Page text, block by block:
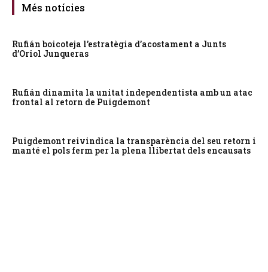
Més notícies
Rufián boicoteja l’estratègia d’acostament a Junts
d’Oriol Junqueras
Rufián dinamita la unitat independentista amb un atac
frontal al retorn de Puigdemont
Puigdemont reivindica la transparència del seu retorn i
manté el pols ferm per la plena llibertat dels encausats